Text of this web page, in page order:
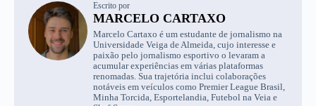
Escrito por
MARCELO CARTAXO
Marcelo Cartaxo é um estudante de jornalismo na
Universidade Veiga de Almeida, cujo interesse e
paixão pelo jornalismo esportivo o levaram a
acumular experiências em várias plataformas
renomadas. Sua trajetória inclui colaborações
notáveis em veículos como Premier League Brasil,
Minha Torcida, Esportelandia, Futebol na Veia e